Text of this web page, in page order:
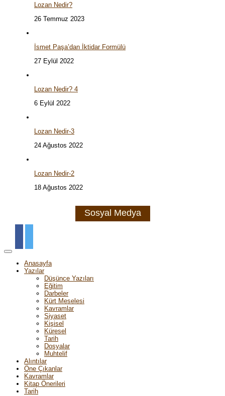
Lozan Nedir?
26 Temmuz 2023
İsmet Paşa’dan İktidar Formülü
27 Eylül 2022
Lozan Nedir? 4
6 Eylül 2022
Lozan Nedir-3
24 Ağustos 2022
Lozan Nedir-2
18 Ağustos 2022
Sosyal Medya
Anasayfa
Yazılar
Düşünce Yazıları
Eğitim
Darbeler
Kürt Meselesi
Kavramlar
Siyaset
Kişisel
Küresel
Tarih
Dosyalar
Muhtelif
Alıntılar
Öne Çıkanlar
Kavramlar
Kitap Önerileri
Tarih